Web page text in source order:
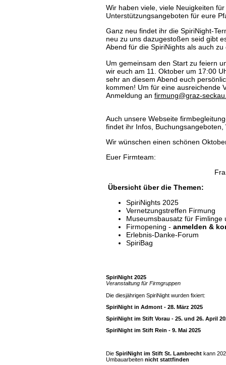
Wir haben viele, viele Neuigkeiten
Unterstützungsangeboten für eure
Ganz neu findet ihr die SpiriNight-
neu zu uns dazugestoßen seid gibt
Abend für die SpiriNights als auch
Um gemeinsam den Start zu feiern
wir euch am 11. Oktober um 17:00
sehr an diesem Abend euch
kommen! Um für eine ausreichende
Anmeldung an firmung@graz-
Auch unsere Webseite
findet ihr Infos,
Wir wünschen einen schönen
Euer Firmteam:
Übersicht über die Themen:
SpiriNights 2025
Vernetzungstreffen Firmung
Museumsbausatz für Fimlinge
Firmopening - anmelden &
Erlebnis-Danke-Forum
SpiriBag
SpiriNight 2025
Veranstaltung für Firmgruppen
Die diesjährigen SpiriNight wurden fixiert:
SpiriNight in Admont - 28. März 2025
SpiriNight im Stift Vorau - 25. und 26. April
SpiriNight im Stift Rein - 9. Mai 2025
Die SpiriNight im Stift St. Lambrecht kann
Umbauarbeiten nicht stattfinden